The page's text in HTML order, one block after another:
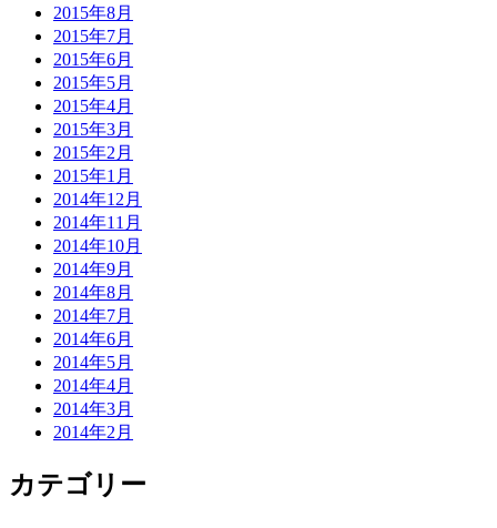
2015年8月
2015年7月
2015年6月
2015年5月
2015年4月
2015年3月
2015年2月
2015年1月
2014年12月
2014年11月
2014年10月
2014年9月
2014年8月
2014年7月
2014年6月
2014年5月
2014年4月
2014年3月
2014年2月
カテゴリー